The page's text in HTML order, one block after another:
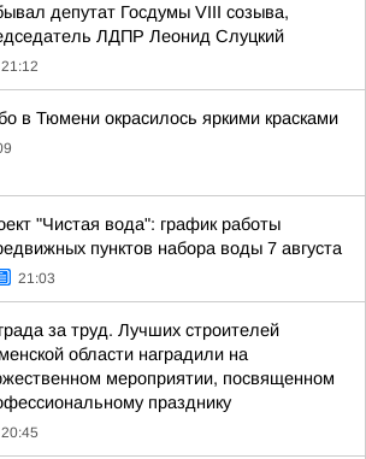
депутат Госдумы VIII созыва,
ЛДПР Леонид Слуцкий
21:12
в Тюмени окрасилось яркими красками
"Чистая вода": график работы
пунктов набора воды 7 августа
21:03
за труд. Лучших строителей
области наградили на
мероприятии, посвященном
празднику
20:45